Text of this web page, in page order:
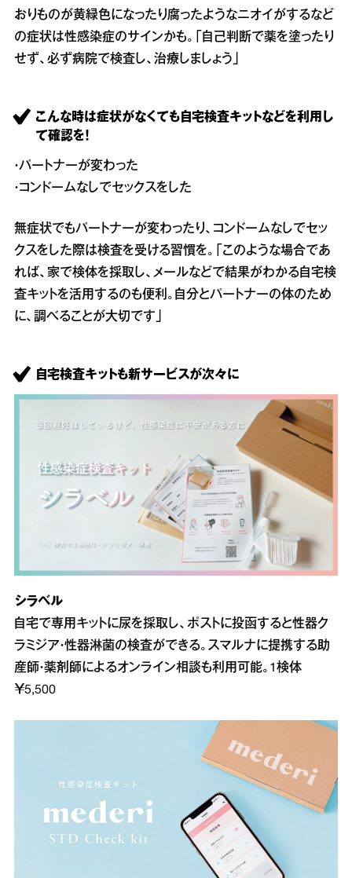
おりものが黄緑色になったり腐ったようなニオイがするなど
の症状は性感染症のサインかも。「自己判断で薬を塗ったり
せず、必ず病院で検査し、治療しましょう」
こんな時は症状がなくても自宅検査キットなどを利用し
て確認を！
・パートナーが変わった
・コンドームなしでセックスをした
無症状でもパートナーが変わったり、コンドームなしでセッ
クスをした際は検査を受ける習慣を。「このような場合であ
れば、家で検体を採取し、メールなどで結果がわかる自宅検
査キットを活用するのも便利。自分とパートナーの体のため
に、調べることが大切です」
自宅検査キットも新サービスが次々に
シラベル
自宅で専用キットに尿を採取し、ポストに投函すると性器ク
ラミジア・性器淋菌の検査ができる。スマルナに提携する助
産師・薬剤師によるオンライン相談も利用可能。1検体
￥5,500